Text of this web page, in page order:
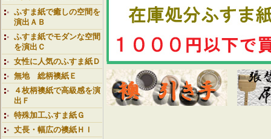
ふすま紙で癒しの空間を
演出ＡＢ
ふすま紙でモダンな空間
を演出Ｃ
女性に人気のふすま紙Ｄ
無地 総柄襖紙Ｅ
４枚柄襖紙で高級感を演
出Ｆ
特殊加工ふすま紙Ｇ
丈長・幅広の襖紙ＨＩ